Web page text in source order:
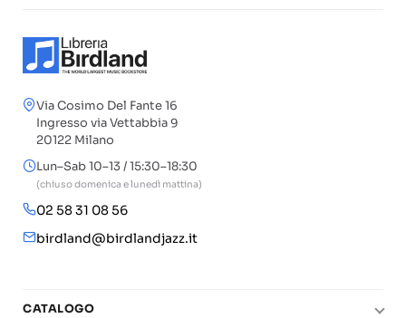
Via Cosimo Del Fante 16
Ingresso via Vettabbia 9
20122 Milano
Lun–Sab 10–13 / 15:30–18:30
(chiuso domenica e lunedì mattina)
02 58 31 08 56
birdland@birdlandjazz.it
CATALOGO